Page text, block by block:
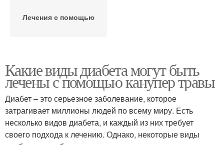
Лечения с помощью
Какие виды диабета могут быть
лечены с помощью канупер травы
Диабет – это серьезное заболевание, которое
затрагивает миллионы людей по всему миру. Есть
несколько видов диабета, и каждый из них требует
своего подхода к лечению. Однако, некоторые виды